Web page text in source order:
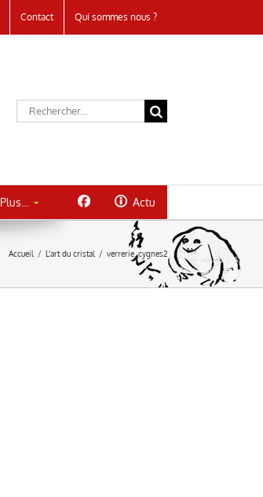
Contact Qui sommes nous ?
Rechercher:
Plus… Actu
Accueil / L’art du cristal / verrerie_cygnes2